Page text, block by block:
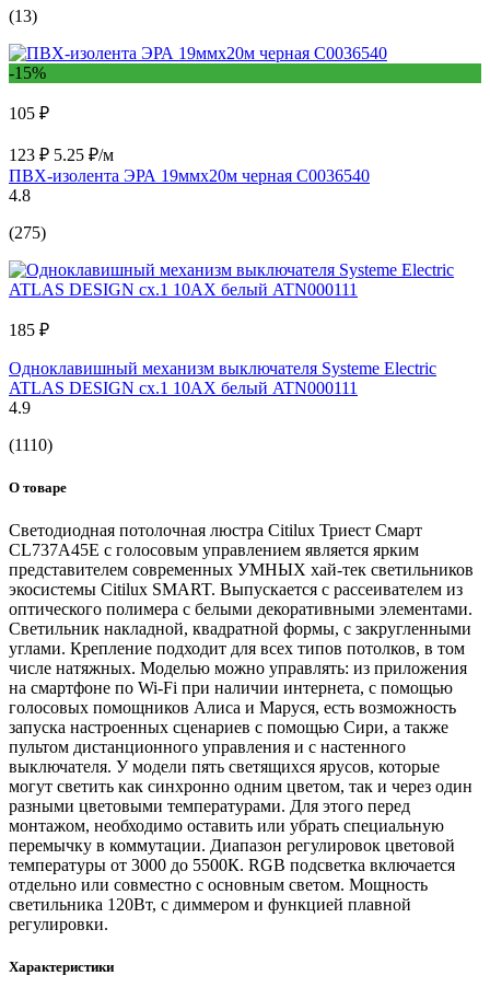
(13)
-15%
105 ₽
123 ₽ 5.25 ₽/м
ПВХ-изолента ЭРА 19ммх20м черная C0036540
4.8
(275)
185 ₽
Одноклавишный механизм выключателя Systeme Electric
ATLAS DESIGN сх.1 10АХ белый ATN000111
4.9
(1110)
О товаре
Светодиодная потолочная люстра Citilux Триест Смарт
CL737A45E с голосовым управлением является ярким
представителем современных УМНЫХ хай-тек светильников
экосистемы Citilux SMART. Выпускается с рассеивателем из
оптического полимера с белыми декоративными элементами.
Светильник накладной, квадратной формы, с закругленными
углами. Крепление подходит для всех типов потолков, в том
числе натяжных. Моделью можно управлять: из приложения
на смартфоне по Wi-Fi при наличии интернета, с помощью
голосовых помощников Алиса и Маруся, есть возможность
запуска настроенных сценариев с помощью Сири, а также
пультом дистанционного управления и с настенного
выключателя. У модели пять светящихся ярусов, которые
могут светить как синхронно одним цветом, так и через один
разными цветовыми температурами. Для этого перед
монтажом, необходимо оставить или убрать специальную
перемычку в коммутации. Диапазон регулировок цветовой
температуры от 3000 до 5500К. RGB подсветка включается
отдельно или совместно с основным светом. Мощность
светильника 120Вт, с диммером и функцией плавной
регулировки.
Характеристики